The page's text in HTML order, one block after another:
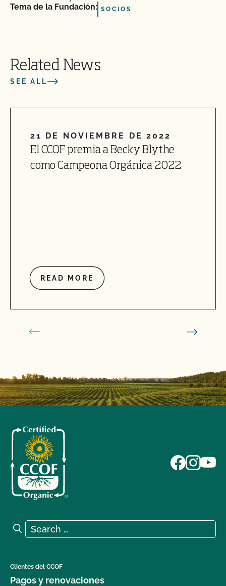
Tema de la Fundación: SOCIOS
Related News
SEE ALL
21 DE NOVIEMBRE DE 2022
El CCOF premia a Becky Blythe
como Campeona Orgánica 2022
READ MORE
Search for:
Search
Clientes del CCOF
Pagos y renovaciones